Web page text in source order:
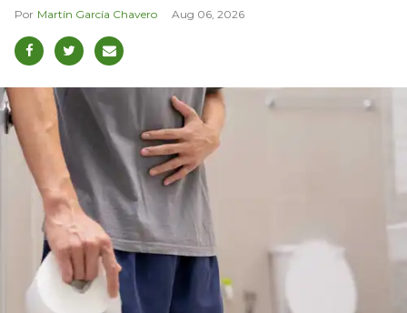
Martín García Chavero Aug 06, 2026